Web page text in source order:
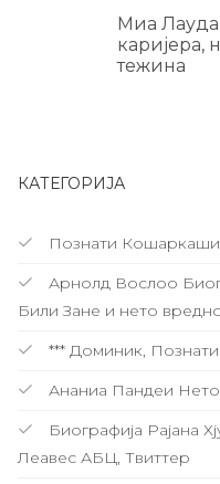
Миа
каријера,
тежина
КАТЕГОРИЈА
Познати
Арнолд Вослоо
Били Зане и нето
*** Доминик,
Ананиа Пандеи
Биографија Рајана
Леавес АБЦ, Твиттер